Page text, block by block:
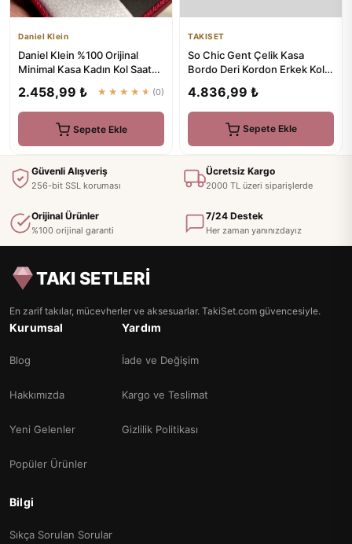
Daniel Klein
Daniel Klein %100 Orijinal
Minimal Kasa Kadın Kol Saat
2.458,99 ₺ ★★★★★ (0)
Sepete Ekle
TAKISET
So Chic Gent Çelik Kasa
Bordo Deri Kordon Erkek Kol
4.836,99 ₺
Sepete Ekle
Güvenli Alışveriş
256-bit SSL koruması
Ücretsiz Kargo
2000 TL üzeri siparişlerde
Orijinal Ürünler
%100 orijinal garanti
7/24 Destek
Her zaman yanınızdayız
TAKI SETLERİ
En zarif takılar, mücevherler ve aksesuarlar. TakiSet.com güvencesiyle.
Kurumsal
Blog
Hakkımızda
Yeni Gelenler
Popüler Ürünler
Yardım
İade ve Değişim
Kargo ve Teslimat
Gizlilik Politikası
Bilgi
Sıkça Sorulan Sorular